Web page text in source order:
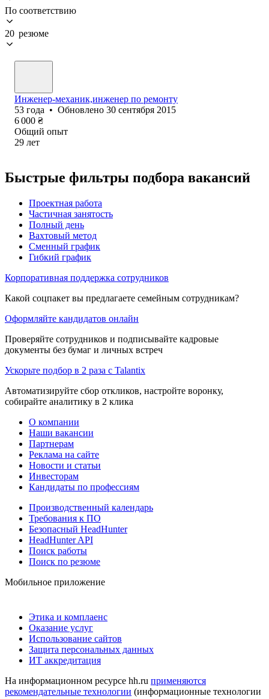
По соответствию
20 резюме
Инженер-механик,инженер по ремонту
53 года • Обновлено 30 сентября 2015
6 000 ₴
Общий опыт
29 лет
Быстрые фильтры подбора вакансий
Проектная работа
Частичная занятость
Полный день
Вахтовый метод
Сменный график
Гибкий график
Корпоративная поддержка сотрудников
Какой соцпакет вы предлагаете семейным сотрудникам?
Оформляйте кандидатов онлайн
Проверяйте сотрудников и подписывайте кадровые
документы без бумаг и личных встреч
Ускорьте подбор в 2 раза с Talantix
Автоматизируйте сбор откликов, настройте воронку,
собирайте аналитику в 2 клика
О компании
Наши вакансии
Партнерам
Реклама на сайте
Новости и статьи
Инвесторам
Кандидаты по профессиям
Производственный календарь
Требования к ПО
Безопасный HeadHunter
HeadHunter API
Поиск работы
Поиск по резюме
Мобильное приложение
Этика и комплаенс
Оказание услуг
Использование сайтов
Защита персональных данных
ИТ аккредитация
На информационном ресурсе hh.ru применяются
рекомендательные технологии (информационные технологии